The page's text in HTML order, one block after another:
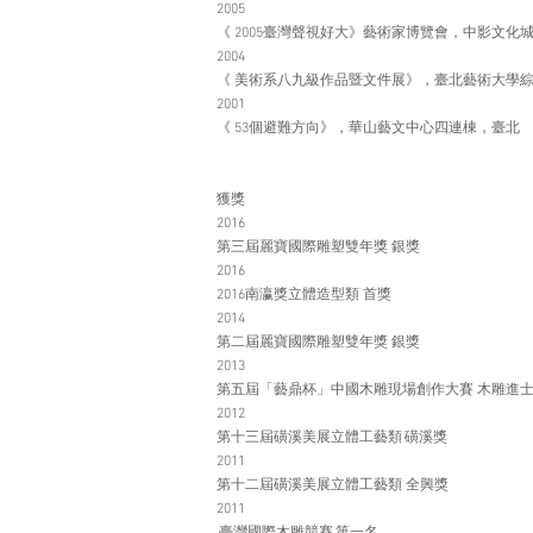
2005
《 2005臺灣聲視好大》藝術家博覽會，中影文化
2004
《 美術系八九級作品暨文件展》，臺北藝術大學
2001
《 53個避難方向》，華山藝文中心四連棟，臺北
獲獎
2016
第三屆麗寶國際雕塑雙年獎 銀獎
2016
2016南瀛獎立體造型類 首獎
2014
第二屆麗寶國際雕塑雙年獎 銀獎
2013
第五屆「藝鼎杯」中國木雕現場創作大賽 木雕進
2012
第十三屆磺溪美展立體工藝類 磺溪獎
2011
第十二屆磺溪美展立體工藝類 全興獎
2011